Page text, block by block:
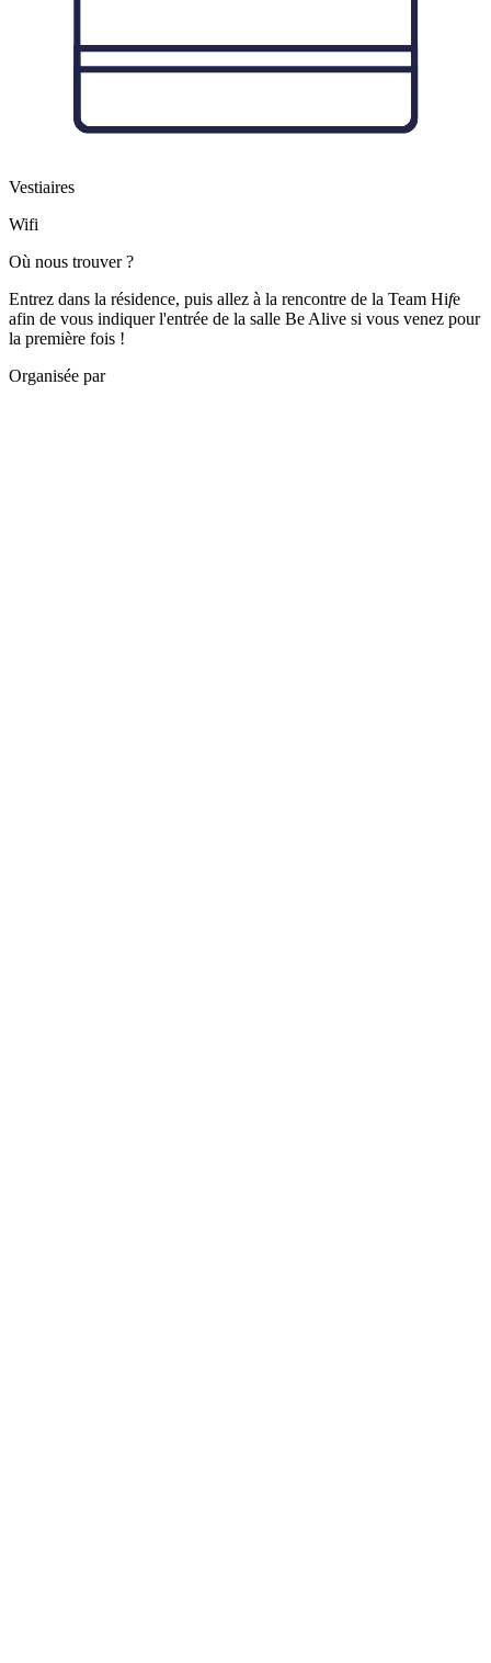
Vestiaires
Wifi
Où nous trouver ?
Entrez dans la résidence, puis allez à la rencontre de la Team Hife
afin de vous indiquer l'entrée de la salle Be Alive si vous venez pour
la première fois !
Organisée par